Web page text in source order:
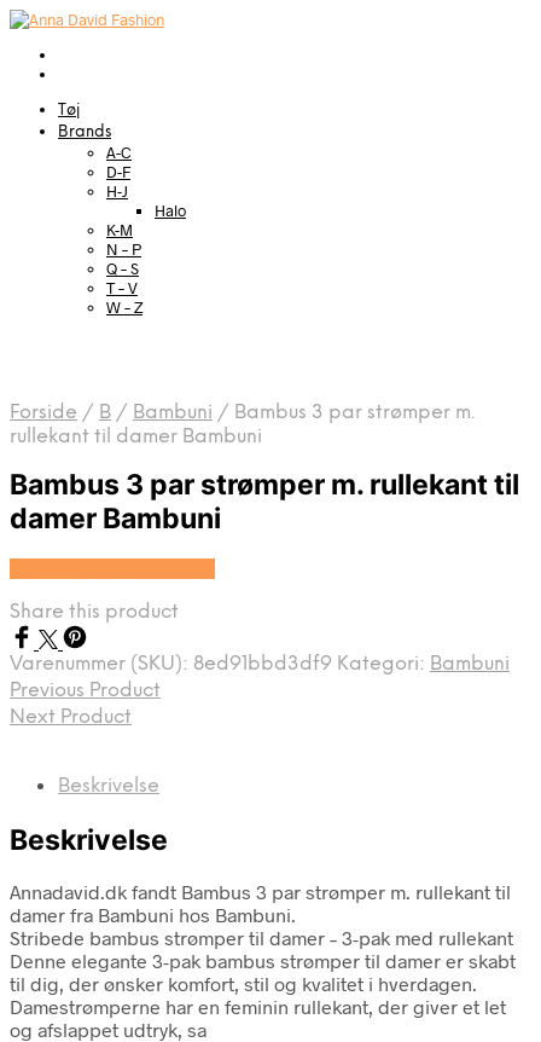
Tøj
Brands
A-C
D-F
H-J
Halo
K-M
N – P
Q – S
T – V
W – Z
Forside / B / Bambuni / Bambus 3 par strømper m.
rullekant til damer Bambuni
Bambus 3 par strømper m. rullekant til
damer Bambuni
Share this product
Varenummer (SKU): 8ed91bbd3df9 Kategori: Bambuni
Previous Product
Next Product
Beskrivelse
Beskrivelse
Annadavid.dk fandt Bambus 3 par strømper m. rullekant til
damer fra Bambuni hos Bambuni.
Stribede bambus strømper til damer – 3-pak med rullekant
Denne elegante 3-pak bambus strømper til damer er skabt
til dig, der ønsker komfort, stil og kvalitet i hverdagen.
Damestrømperne har en feminin rullekant, der giver et let
og afslappet udtryk, sa